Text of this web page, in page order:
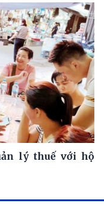
lý thuế với hộ